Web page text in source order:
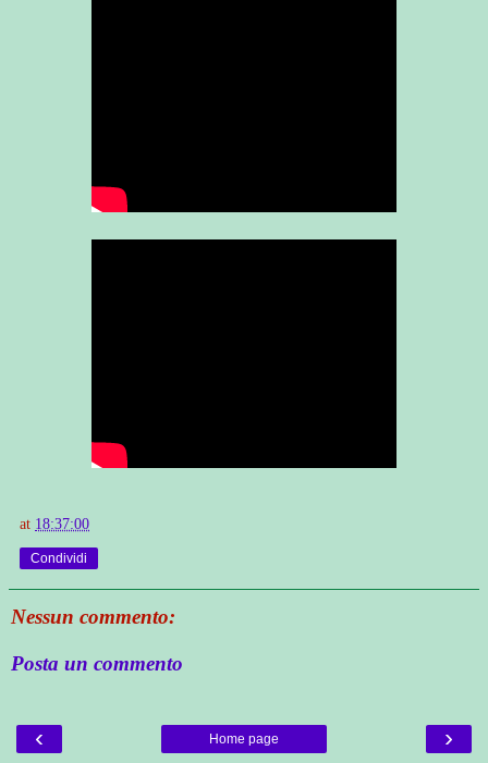
at 18:37:00
Condividi
Nessun commento:
Posta un commento
‹ ›
Home page